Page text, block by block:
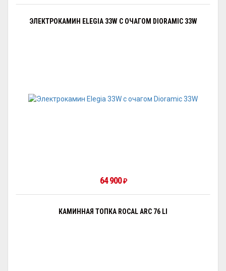
ЭЛЕКТРОКАМИН ELEGIA 33W С ОЧАГОМ DIORAMIC 33W
64 900 ₽
КАМИННАЯ ТОПКА ROCAL ARC 76 LI